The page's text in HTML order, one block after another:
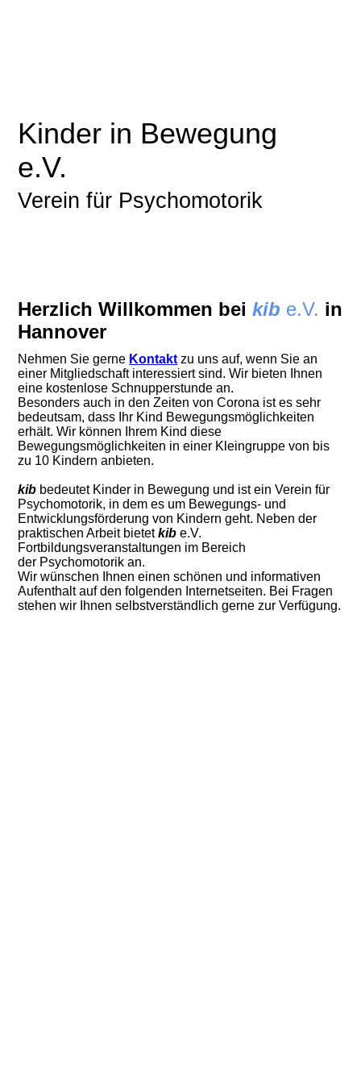
Kinder in Bewegung
e.V.
Verein für Psychomotorik
Herzlich Willkommen beikib e.V. in
Hannover
Nehmen Sie gerne Kontakt zu uns auf, wenn Sie an
einer Mitgliedschaft interessiert sind. Wir bieten Ihnen
eine kostenlose Schnupperstunde an.
Besonders auch in den Zeiten von Corona ist es sehr
bedeutsam, dass Ihr Kind Bewegungsmöglichkeiten
erhält. Wir können Ihrem Kind diese
Bewegungsmöglichkeiten in einer Kleingruppe von bis
zu 10 Kindern anbieten.
kib bedeutet Kinder in Bewegung und ist ein Verein für
Psychomotorik, in dem es um Bewegungs- und
Entwicklungsförderung von Kindern geht. Neben der
praktischen Arbeit bietetkib e.V.
Fortbildungsveranstaltungen im Bereich
der Psychomotorik an.
Wir wünschen Ihnen einen schönen und informativen
Aufenthalt auf den folgenden Internetseiten. Bei Fragen
stehen wir Ihnen selbstverständlich gerne zur Verfügung.